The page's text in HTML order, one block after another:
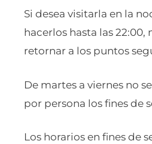
Si desea visitarla en la
hacerlos hasta las
retornar a los puntos
De martes a viernes no
por persona los fines de
Los horarios en fines de